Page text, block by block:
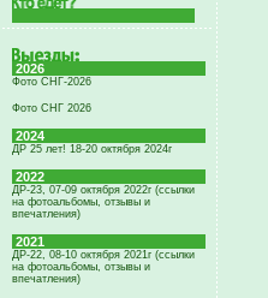
2026
Фото СНГ-2026
Фото СНГ 2026
2024
ДР 25 лет! 18-20 октября 2024г
2022
ДР-23, 07-09 октября 2022г (ссылки
на фотоальбомы, отзывы и
впечатления)
2021
ДР-22, 08-10 октября 2021г (ссылки
на фотоальбомы, отзывы и
впечатления)